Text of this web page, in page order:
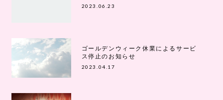
2023.06.23
ゴールデンウィーク休業によるサービ
ス停止のお知らせ
2023.04.17